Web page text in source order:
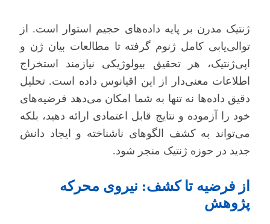
ژنتیک مدرن بر پایه داده‌های حجیم استوار است. از
توالی‌یابی کامل ژنوم گرفته تا مطالعات بیان ژن و
اپی‌ژنتیک، هر تحقیق بیولوژیکی نیازمند استخراج
اطلاعات معنی‌دار از این اقیانوس داده است. تحلیل
دقیق داده‌ها نه تنها به شما امکان می‌دهد فرضیه‌های
خود را آزموده و نتایج قابل اعتمادی ارائه دهید، بلکه
می‌تواند به کشف الگوهای ناشناخته و ایجاد دانش
جدید در حوزه ژنتیک منجر شود.
از فرضیه تا کشف: نیروی محرکه
پژوهش